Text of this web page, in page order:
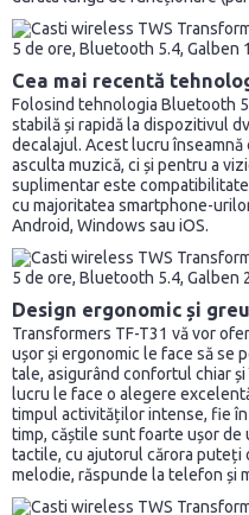
Cea mai recentă
Folosind tehnologia Bluetooth
stabilă și rapidă la dispozitivul
decalajul. Acest lucru
asculta muzică, ci și pentru a
suplimentar este
cu majoritatea smartphone-
Android, Windows sau iOS.
Design ergonomic și
Transformers TF-T31 vă vor
ușor și ergonomic le face să se
tale, asigurând confortul chiar
lucru le face o alegere
timpul activităților intense, fie
timp, căștile sunt foarte ușor
tactile, cu ajutorul cărora puteți
melodie, răspunde la telefon și